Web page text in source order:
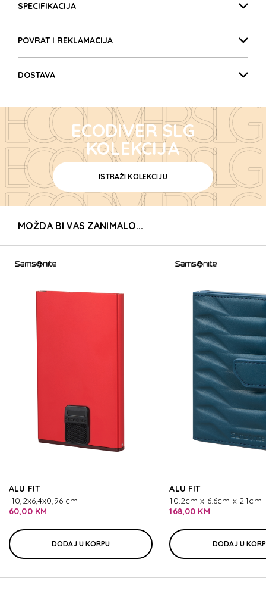
SPECIFIKACIJA
POVRAT I REKLAMACIJA
DOSTAVA
ECODIVER SLG
ECODIVER SLG
ECODIVER SLG
ECODIVER SLG
ECODIVER SLG
ECODIVER SLG
ECODIVER SLG
ECODIVER SLG
ECODIVER SLG
ECODIVER SLG
ECODIVER SLG
ECODIVER SLG
ECODIVER SLG
KOLEKCIJA
ISTRAŽI KOLEKCIJU
MOŽDA BI VAS ZANIMALO...
ALU FIT
10,2x6,4x0,96 cm
60,00 KM
DODAJ U KORPU
ALU FIT
10.2cm x 6.6cm x 2.1cm
168,00 KM
DODAJ U